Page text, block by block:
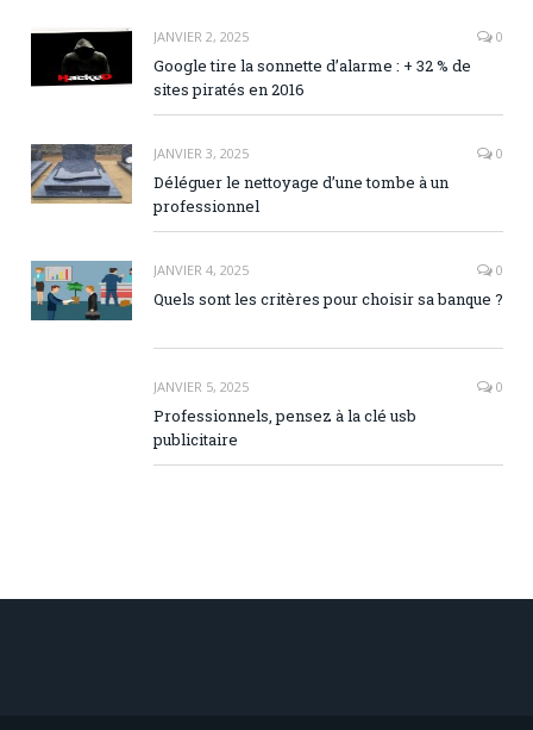
JANVIER 2, 2025 0
Google tire la sonnette d’alarme : + 32 % de
sites piratés en 2016
JANVIER 3, 2025 0
Déléguer le nettoyage d’une tombe à un
professionnel
JANVIER 4, 2025 0
Quels sont les critères pour choisir sa banque ?
JANVIER 5, 2025 0
Professionnels, pensez à la clé usb
publicitaire